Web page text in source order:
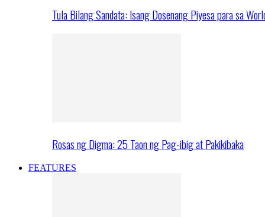
Tula Bilang Sandata: Isang Dosenang Piyesa para sa
Rosas ng Digma: 25 Taon ng Pag-ibig at Pakikibaka
FEATURES